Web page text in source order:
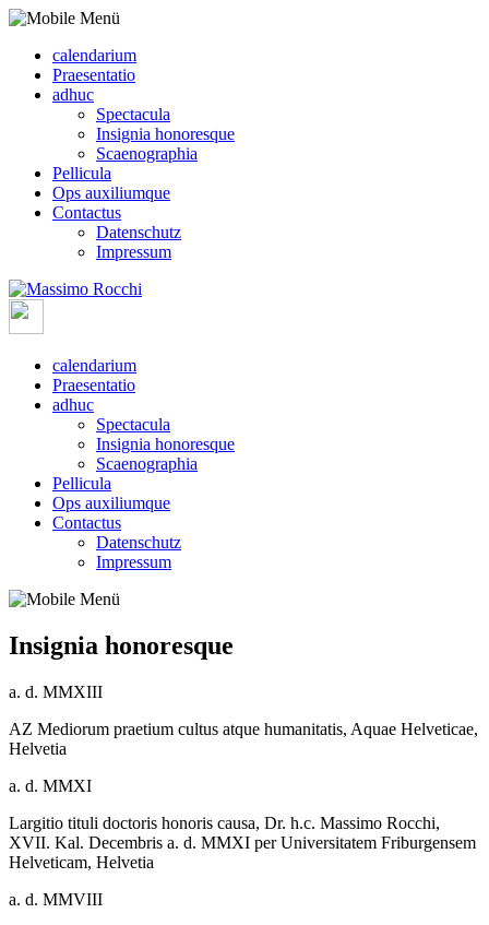
calendarium
Praesentatio
adhuc
Spectacula
Insignia honoresque
Scaenographia
Pellicula
Ops auxiliumque
Contactus
Datenschutz
Impressum
calendarium
Praesentatio
adhuc
Spectacula
Insignia honoresque
Scaenographia
Pellicula
Ops auxiliumque
Contactus
Datenschutz
Impressum
Insignia honoresque
a. d. MMXIII
AZ Mediorum praetium cultus atque humanitatis, Aquae Helveticae,
Helvetia
a. d. MMXI
Largitio tituli doctoris honoris causa, Dr. h.c. Massimo Rocchi,
XVII. Kal. Decembris a. d. MMXI per Universitatem Friburgensem
Helveticam, Helvetia
a. d. MMVIII